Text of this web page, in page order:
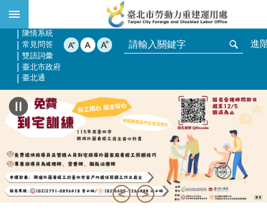
跳到主要內容區塊
網站導覽
陳情系統
常見問答
雙語詞彙
臺北市政府
臺北通
進
:::